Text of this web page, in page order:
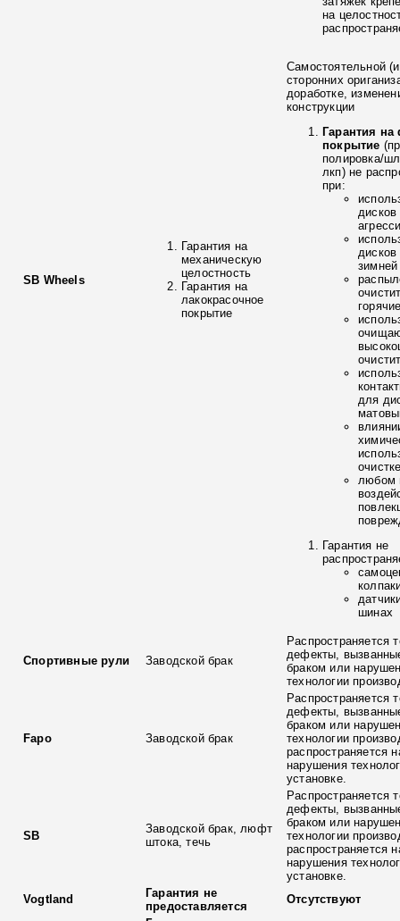
SB Wheels
Гарантия на
механическую
целостность
Гарантия на
лакокрасочное
покрытие
на
Самостоятельной
сторонних
доработке,
конструкции
Гарантия
покрытие
полировка/
лкп) не
при:
зимней
для
любом
Гарантия не
шинах
Спортивные рули Заводской брак
Распространяется
дефекты,
браком или
технологии
Fapo Заводской брак
Распространяется
дефекты,
браком или
технологии
распространяется
нарушения
установке.
SB
Заводской брак, люфт
штока, течь
Распространяется
дефекты,
браком или
технологии
распространяется
нарушения
установке.
Vogtland
Гарантия не
предоставляется
Отсутствуют